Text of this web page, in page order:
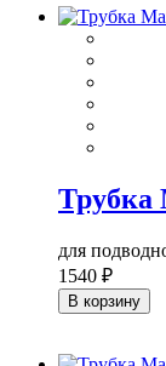
Трубка
для
1540 ₽
В корзину